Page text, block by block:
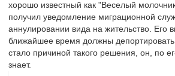
хорошо известный как "Веселый
получил уведомление миграционной
аннулировании вида на жительство. Его
ближайшее время должны депортировать
стало причиной такого решения, он, по
знает.